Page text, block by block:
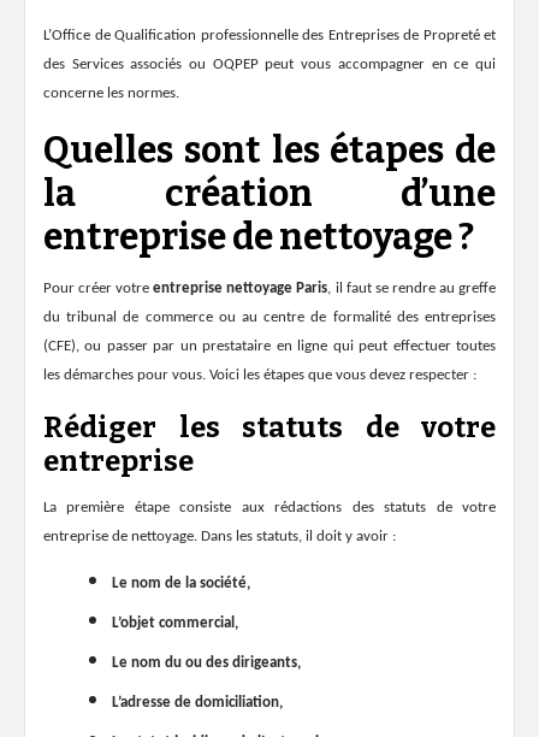
L’Office de Qualification professionnelle des Entreprises de Propreté et
des Services associés ou OQPEP peut vous accompagner en ce qui
concerne les normes.
Quelles sont les étapes de
la création d’une
entreprise de nettoyage ?
Pour créer votreentreprise nettoyage Paris, il faut se rendre au greffe
du tribunal de commerce ou au centre de formalité des entreprises
(CFE), ou passer par un prestataire en ligne qui peut effectuer toutes
les démarches pour vous. Voici les étapes que vous devez respecter :
Rédiger les statuts de votre
entreprise
La première étape consiste aux rédactions des statuts de votre
entreprise de nettoyage. Dans les statuts, il doit y avoir :
Le nom de la société,
L’objet commercial,
Le nom du ou des dirigeants,
L’adresse de domiciliation,